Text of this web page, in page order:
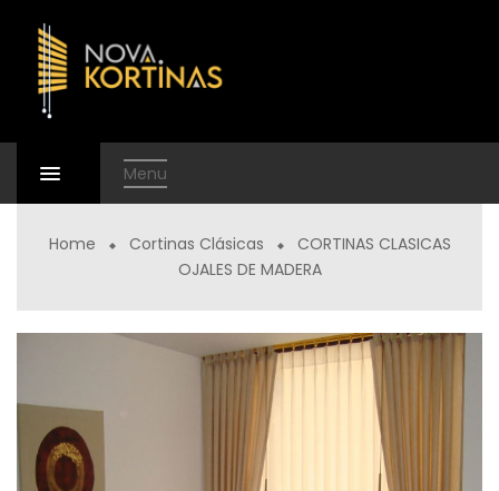
Menu
Home Cortinas Clásicas
CORTINAS CLASICAS
OJALES DE MADERA